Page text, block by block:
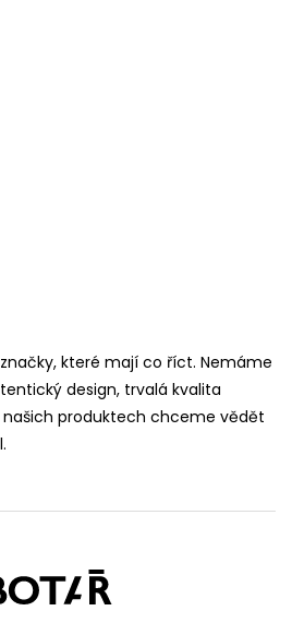
které mají co říct. Nemáme
design, trvalá kvalita
produktech chceme vědět